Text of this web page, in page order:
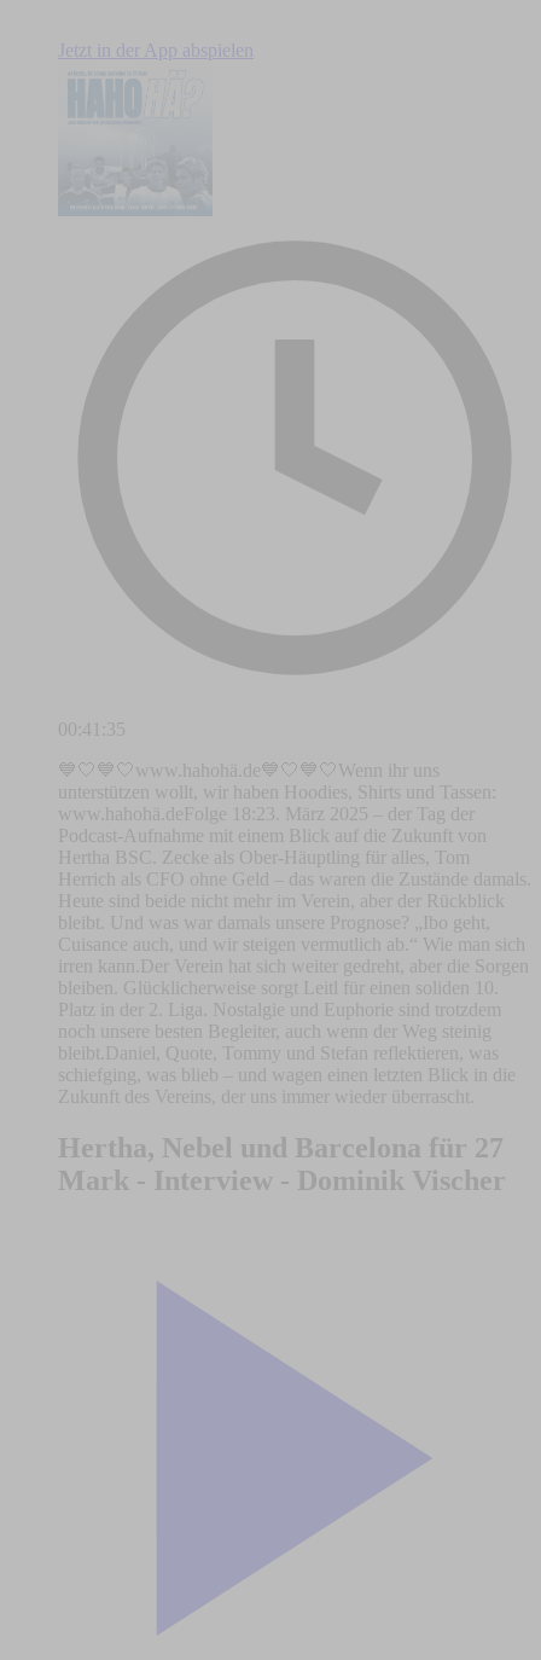
Jetzt in der App abspielen
00:41:35
💙🤍💙🤍⁠www.hahohä.de⁠💙🤍💙🤍Wenn ihr uns
unterstützen wollt, wir haben Hoodies, Shirts und Tassen:
⁠www.hahohä.de⁠Folge 18:23. März 2025 – der Tag der
Podcast-Aufnahme mit einem Blick auf die Zukunft von
Hertha BSC. Zecke als Ober-Häuptling für alles, Tom
Herrich als CFO ohne Geld – das waren die Zustände damals.
Heute sind beide nicht mehr im Verein, aber der Rückblick
bleibt. Und was war damals unsere Prognose? „Ibo geht,
Cuisance auch, und wir steigen vermutlich ab.“ Wie man sich
irren kann.Der Verein hat sich weiter gedreht, aber die Sorgen
bleiben. Glücklicherweise sorgt Leitl für einen soliden 10.
Platz in der 2. Liga. Nostalgie und Euphorie sind trotzdem
noch unsere besten Begleiter, auch wenn der Weg steinig
bleibt.Daniel, Quote, Tommy und Stefan reflektieren, was
schiefging, was blieb – und wagen einen letzten Blick in die
Zukunft des Vereins, der uns immer wieder überrascht.
Hertha, Nebel und Barcelona für 27
Mark - Interview - Dominik Vischer